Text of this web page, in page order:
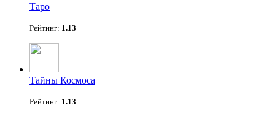
Таро
Рейтинг: 1.13
Тайны Космоса
Рейтинг: 1.13